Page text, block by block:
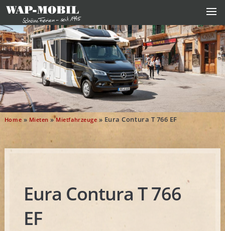
Home » Mieten »Mietfahrzeuge » Eura Contura T 766 EF
Eura Contura T 766
EF